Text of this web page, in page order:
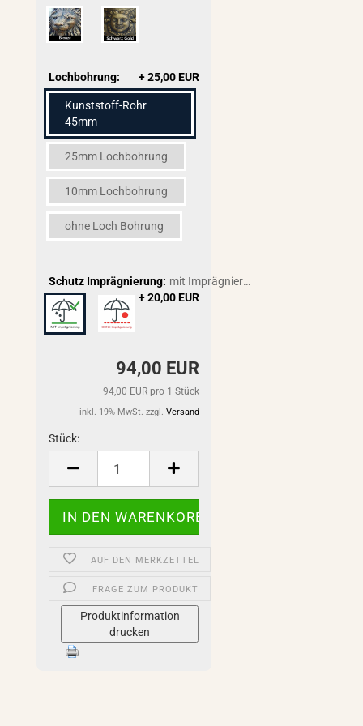
Lochbohrung: + 25,00 EUR
Kunststoff-Rohr
45mm
25mm Lochbohrung
10mm Lochbohrung
ohne Loch Bohrung
Schutz Imprägnierung:
mit Imprägnierung
+ 20,00 EUR
94,00 EUR
94,00 EUR pro 1 Stück
inkl. 19% MwSt. zzgl. Versand
Stück:
Stück
AUF DEN MERKZETTEL
FRAGE ZUM PRODUKT
Produktinformation
drucken